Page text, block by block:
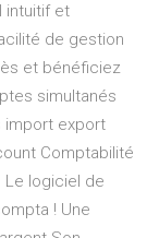
intuitif et
de gestion
et bénéficiez
simultanés
import export
Comptabilité
Le logiciel de
! Une